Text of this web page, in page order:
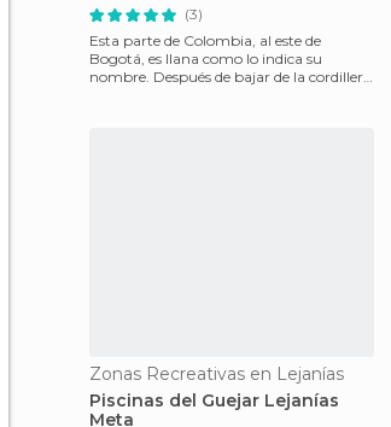
(3)
Esta parte de Colombia, al este de
Bogotá, es llana como lo indica su
nombre. Después de bajar de la cordillera
Zonas Recreativas en Lejanías
Piscinas del Guejar Lejanías
Meta